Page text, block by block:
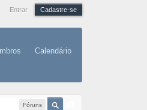
Entrar Cadastre-se
Calendário
Fóruns